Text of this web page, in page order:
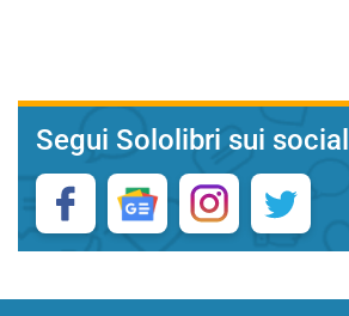
Segui Sololibri sui social